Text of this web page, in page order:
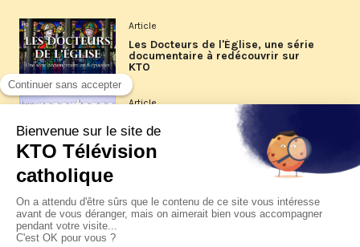
Article
Les Docteurs de l'Église, une série
documentaire à redécouvrir sur
KTO
Article
Les reportages d'été 2026 de KTO
La visite pastorale du pape Léon
XIV à Assise à suivre sur KTO le
jeudi 6 août